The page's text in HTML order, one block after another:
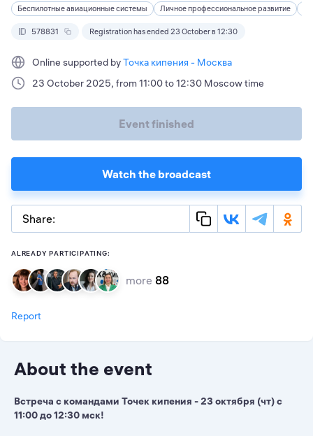
Беспилотные авиационные системы Личное профессиональное развитие
578831 Registration has ended 23 October в 12:30
Online supported byТочка кипения - Москва
23 October 2025, from 11:00 to 12:30 Moscow time
Event finished
Watch the broadcast
Share:
ALREADY PARTICIPATING:
more 88
Report
About the event
Встреча с командами Точек кипения - 23 октября (чт) с
11:00 до 12:30 мск!